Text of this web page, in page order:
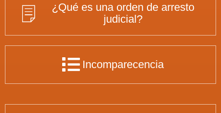
¿Qué es una orden de arresto
judicial?
Incomparecencia